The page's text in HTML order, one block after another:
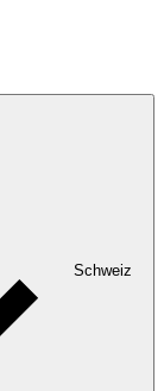
Schweiz